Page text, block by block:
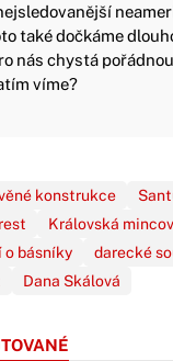
také dočkáme
nás chystá
víme?
konstrukce
Královská
o básníky
darecké
Dana Skálová